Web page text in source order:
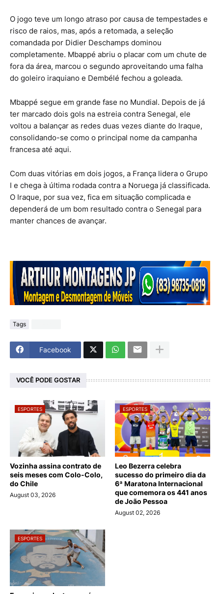
O jogo teve um longo atraso por causa de tempestades e
risco de raios, mas, após a retomada, a seleção
comandada por Didier Deschamps dominou
completamente. Mbappé abriu o placar com um chute de
fora da área, marcou o segundo aproveitando uma falha
do goleiro iraquiano e Dembélé fechou a goleada.
Mbappé segue em grande fase no Mundial. Depois de já
ter marcado dois gols na estreia contra Senegal, ele
voltou a balançar as redes duas vezes diante do Iraque,
consolidando-se como o principal nome da campanha
francesa até aqui.
Com duas vitórias em dois jogos, a França lidera o Grupo
I e chega à última rodada contra a Noruega já classificada.
O Iraque, por sua vez, fica em situação complicada e
dependerá de um bom resultado contra o Senegal para
manter chances de avançar.
Tags
Facebook
VOCÊ PODE GOSTAR
ESPORTES
Vozinha assina contrato de
seis meses com Colo-Colo,
do Chile
August 03, 2026
ESPORTES
Leo Bezerra celebra
sucesso do primeiro dia da
6ª Maratona Internacional
que comemora os 441 anos
de João Pessoa
August 02, 2026
ESPORTES